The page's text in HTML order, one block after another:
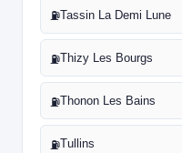
⛽Tassin La Demi Lune
⛽Thizy Les Bourgs
⛽Thonon Les Bains
⛽Tullins